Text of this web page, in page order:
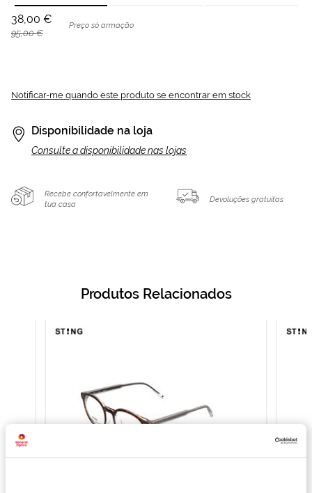
38,00 €
95,00 €
Preço só armação
Notificar-me quando este produto se encontrar em stock
Disponibilidade na loja
Consulte a disponibilidade nas lojas
Recebe confortavelmente em
tua casa
Devoluções gratuitas
Produtos Relacionados